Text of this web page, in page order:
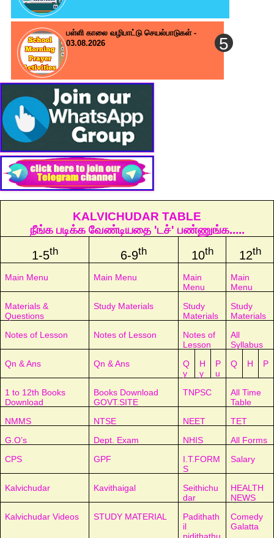
பள்ளி காலை வழிபாட்டு செயல்பாடுகள் -
03.08.2026
KALVICHUDAR TABLE
நீங்க படிக்க வேண்டியதை 'டச்' பண்ணுங்க.....
1-5th 6-9th 10th 12th
Main Menu Main Menu
Main
Menu
Main
Menu
Materials &
Questions
Study Materials
Study
Materials
Study
Materials
Notes of Lesson
Notes of Lesson
Notes of
Lesson
All
Syllabus
Qn & Ans
Qn & Ans
Q
y
H
y
P
u
Q H P
1 to 12th Books
Download
Books Download
GOVT.SITE
TNPSC
All Time
Table
NMMS
NTSE NEET
TET
G.O’s
Dept. Exam NHIS
All Forms
CPS
GPF
I.T.FORM
S
Salary
Kalvichudar Kavithaigal
Seithichu
dar
HEALTH
NEWS
Kalvichudar Videos
STUDY MATERIAL
Padithath
il
pidithathu
Comedy
Galatta